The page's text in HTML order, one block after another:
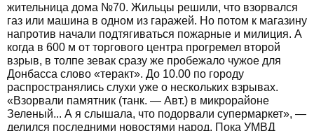
жительница дома №70. Жильцы решили, что взорвался
газ или машина в одном из гаражей. Но потом к магазину
напротив начали подтягиваться пожарные и милиция. А
когда в 600 м от торгового центра прогремел второй
взрыв, в толпе зевак сразу же пробежало чужое для
Донбасса слово «теракт». До 10.00 по городу
распространялись слухи уже о нескольких взрывах.
«Взорвали памятник (танк. — Авт.) в микрорайоне
Зеленый... А я слышала, что подорвали супермаркет», —
делился последними новостями народ. Пока УМВД